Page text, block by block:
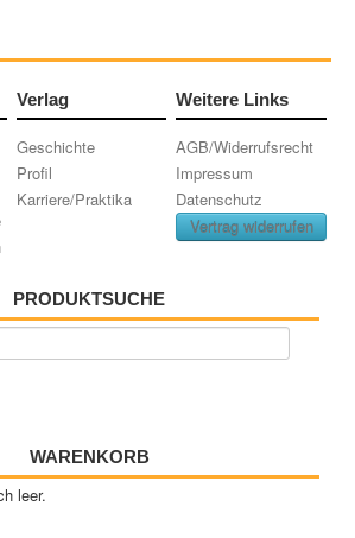
Verlag
Geschichte
Profil
Karriere/Praktika
Weitere Links
AGB/Widerrufsrecht
Impressum
Datenschutz
Vertrag widerrufen
PRODUKTSUCHE
WARENKORB
leer.